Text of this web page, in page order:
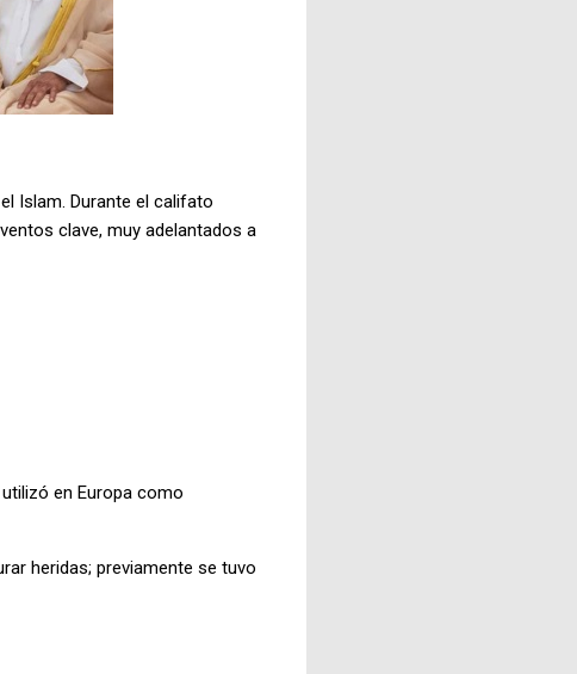
Islam. Durante el califato
clave, muy adelantados a
en Europa como
heridas; previamente se tuvo